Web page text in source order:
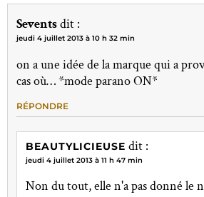
Seventsdit :
jeudi 4 juillet 2013 à 10 h 32 min
on a une idée de la marque qui a
cas où… *mode parano ON*
RÉPONDRE
BEAUTYLICIEUSE dit :
jeudi 4 juillet 2013 à 11 h 47 min
Non du tout, elle n'a pas donné le